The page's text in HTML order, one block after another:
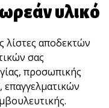
με το τι έχεις
υλικό
λίστες αποδεκτών
σας
προσωπικής
επαγγελματικών